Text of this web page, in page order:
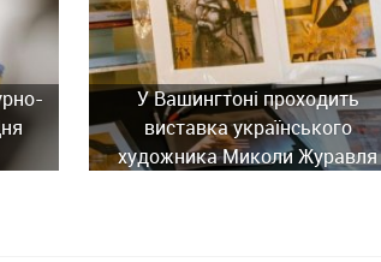
У Вашингтоні проходить
виставка українського
художника Миколи Журавля